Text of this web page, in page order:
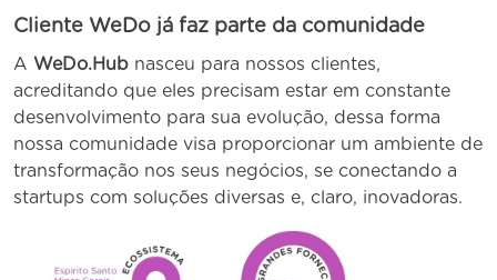
Cliente WeDo já faz parte da comunidade
A WeDo.Hub nasceu para nossos clientes,
acreditando que eles precisam estar em constante
desenvolvimento para sua evolução, dessa forma
nossa comunidade visa proporcionar um ambiente de
transformação nos seus negócios, se conectando a
startups com soluções diversas e, claro, inovadoras.